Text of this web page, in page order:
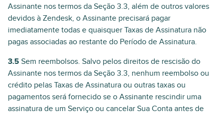
Assinante nos termos da Seção 3.3, além de outros valores
devidos à Zendesk, o Assinante precisará pagar
imediatamente todas e quaisquer Taxas de Assinatura não
pagas associadas ao restante do Período de Assinatura.
3.5 Sem reembolsos. Salvo pelos direitos de rescisão do
Assinante nos termos da Seção 3.3, nenhum reembolso ou
crédito pelas Taxas de Assinatura ou outras taxas ou
pagamentos será fornecido se o Assinante rescindir uma
assinatura de um Serviço ou cancelar Sua Conta antes de